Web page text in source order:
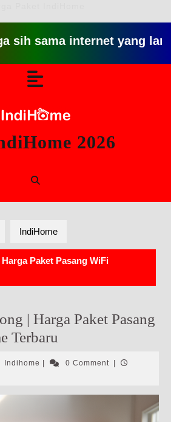
sama internet yang
2026
IndiHome
Paket Pasang WiFi
| Harga Paket Pasang
Terbaru
Indihome Indihome0 Comment